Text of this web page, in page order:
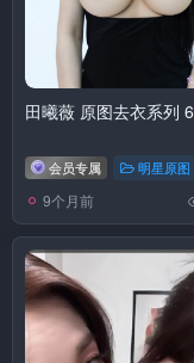
田曦薇 原图去衣系列 6
会员专属 明星原图
9个月前